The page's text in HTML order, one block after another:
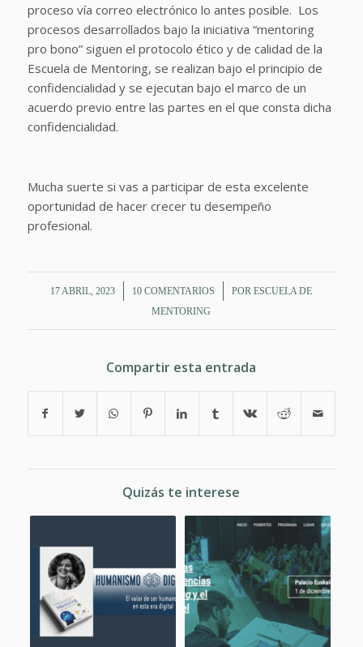
proceso vía correo electrónico lo antes posible. Los
procesos desarrollados bajo la iniciativa “mentoring
pro bono” siguen el protocolo ético y de calidad de la
Escuela de Mentoring, se realizan bajo el principio de
confidencialidad y se ejecutan bajo el marco de un
acuerdo previo entre las partes en el que consta dicha
confidencialidad.
Mucha suerte si vas a participar de esta excelente
oportunidad de hacer crecer tu desempeño
profesional.
17 ABRIL, 2023
/ 10 COMENTARIOS
/ PORESCUELA DE
MENTORING
Compartir esta entrada
Quizás te interese